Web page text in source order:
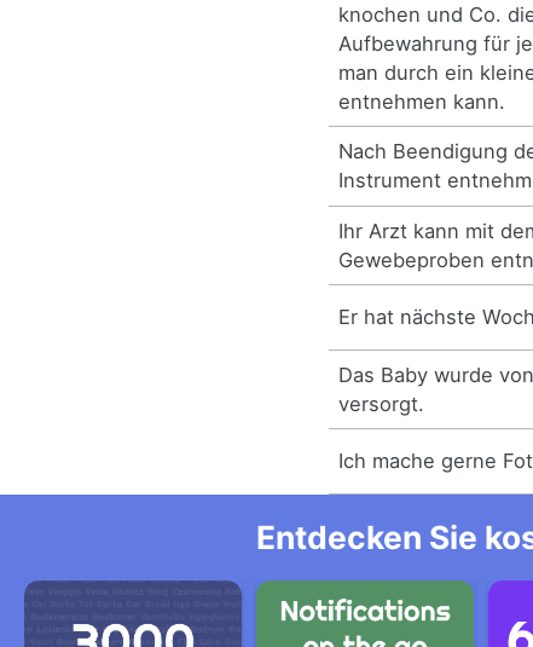
knochen und Co.
Aufbewahrung für
man durch ein
entnehmen kann.
Nach Beendigung
Instrument
Ihr Arzt kann mit
Gewebeproben
Er hat nächste
Das Baby wurde
versorgt.
Ich mache gerne
Entdecken Sie